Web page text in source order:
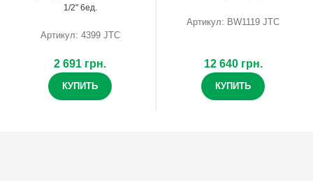
1/2" 6ед.
Артикул: 4399 JTC
2 691 грн.
КУПИТЬ
Артикул: BW1119 JTC
12 640 грн.
КУПИТЬ